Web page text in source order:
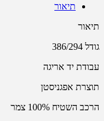
תיאור
תיאור
גודל 386/294
עבודת יד אריגה
תוצרת אפגניסטן
הרכב השטיח 100% צמר